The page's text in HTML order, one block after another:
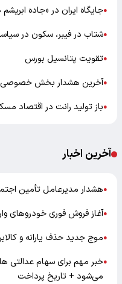
●جایگاه ایران در «جاده
●شتاب در فیبر، سکون در
●تقویت پتانسیل بورس
●آخرین هشدار بخش خصوصی
●باز تولید رانت در اقتصاد
آخرین اخبار
●هشدار مدیرعامل تأمین
●آغاز فروش فوری خودروهای
●موج جدید حذف یارانه و
●
می‌شود + تاریخ پرداخت